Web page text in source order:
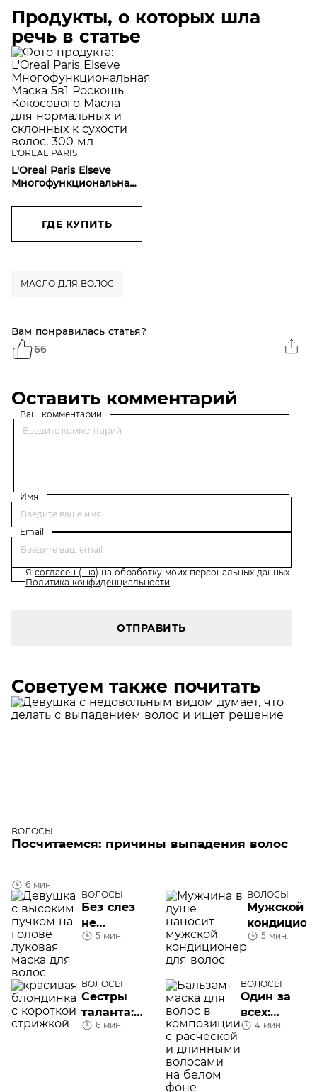
Продукты, о которых шла
речь в статье
L'OREAL PARIS
L'Oreal Paris Elseve
Многофункциональная
Кокосового Масла для
нормальных и
склонных к сухости
ГДЕ КУПИТЬ
МАСЛО ДЛЯ ВОЛОС
Вам понравилась статья?
66
Оставить комментарий
Ваш комментарий
Имя
Email
Я согласен (-на) на обработку моих персональных данных
Политика конфиденциальности
ОТПРАВИТЬ
Советуем также почитать
ВОЛОСЫ
Посчитаемся: причины выпадения волос
6 мин.
ВОЛОСЫ
Без слез
не
взглянешь:
волос
5 мин.
ВОЛОСЫ
Мужской
для волос
5 мин.
ВОЛОСЫ
Сестры
таланта:
обсудим
6 мин.
ВОЛОСЫ
Один за
всех:
бальзам-
4 мин.